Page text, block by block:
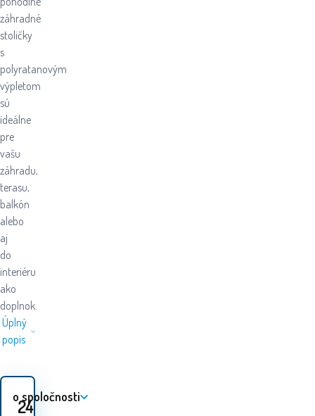
záhradné
stoličky
s
polyratanovým
výpletom
sú
ideálne
pre
vašu
záhradu,
terasu,
balkón
alebo
aj
do
interiéru
ako
doplnok.
Úplný
popis
24.80EUR
o spoločnosti